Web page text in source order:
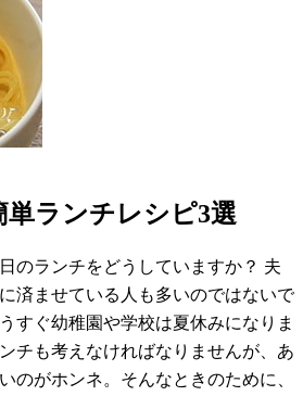
単ランチレシピ3選
のランチをどうしていますか？ 夫
済ませている人も多いのではないで
すぐ幼稚園や学校は夏休みになりま
チも考えなければなりませんが、あ
のがホンネ。そんなときのために、